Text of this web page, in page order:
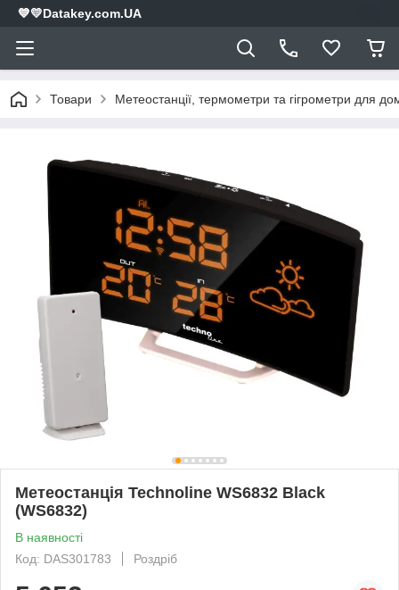
💙💛Datakey.com.UA
Товари Метеостанції, термометри та гігрометри для
Метеостанція Technoline WS6832 Black
(WS6832)
В наявності
Код: DAS301783
Роздріб